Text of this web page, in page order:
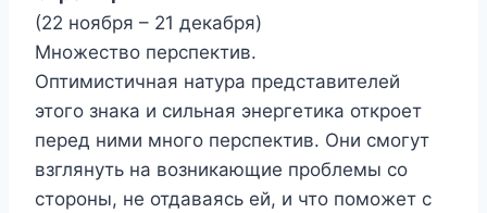
(22 ноября – 21 декабря)
Множество перспектив.
Оптимистичная натура представителей
этого знака и сильная энергетика откроет
перед ними много перспектив. Они смогут
взглянуть на возникающие проблемы со
стороны, не отдаваясь ей, и что поможет с